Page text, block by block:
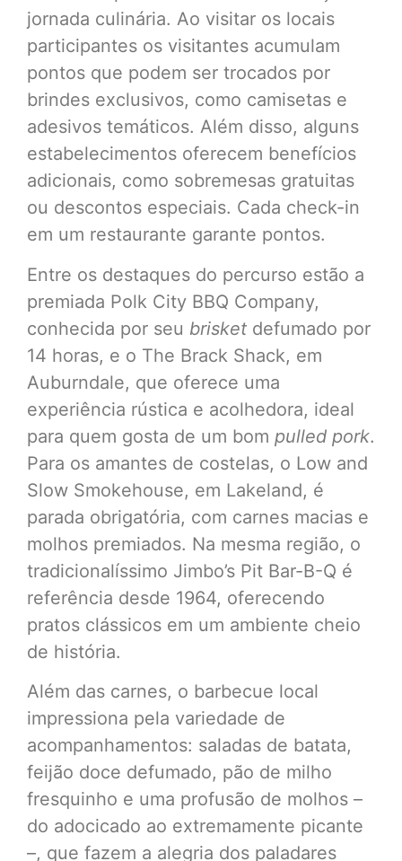
jornada culinária. Ao visitar os locais
participantes os visitantes acumulam
pontos que podem ser trocados por
brindes exclusivos, como camisetas e
adesivos temáticos. Além disso, alguns
estabelecimentos oferecem benefícios
adicionais, como sobremesas gratuitas
ou descontos especiais. Cada check-in
em um restaurante garante pontos.
Entre os destaques do percurso estão a
premiada Polk City BBQ Company,
conhecida por seu brisket defumado por
14 horas, e o The Brack Shack, em
Auburndale, que oferece uma
experiência rústica e acolhedora, ideal
para quem gosta de um bom pulled pork.
Para os amantes de costelas, o Low and
Slow Smokehouse, em Lakeland, é
parada obrigatória, com carnes macias e
molhos premiados. Na mesma região, o
tradicionalíssimo Jimbo’s Pit Bar-B-Q é
referência desde 1964, oferecendo
pratos clássicos em um ambiente cheio
de história.
Além das carnes, o barbecue local
impressiona pela variedade de
acompanhamentos: saladas de batata,
feijão doce defumado, pão de milho
fresquinho e uma profusão de molhos –
do adocicado ao extremamente picante
–, que fazem a alegria dos paladares